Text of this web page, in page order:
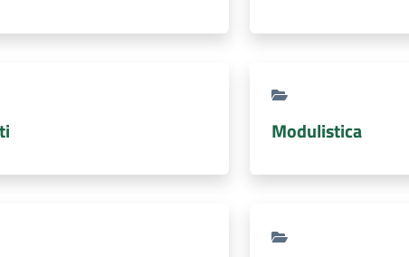
Modulistica